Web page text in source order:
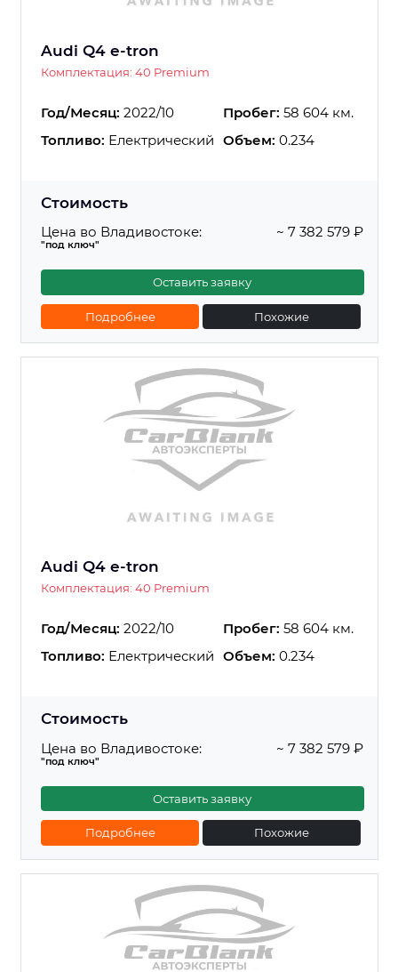
Audi Q4 e-tron
Комплектация: 40 Premium
Год/Месяц: 2022/10 Пробег: 58 604 км.
Топливо: Електрический Объем: 0.234
Стоимость
Цена во Владивостоке:
"под ключ"
~ 7 382 579 ₽
Оставить заявку
Подробнее Похожие
Audi Q4 e-tron
Комплектация: 40 Premium
Год/Месяц: 2022/10 Пробег: 58 604 км.
Топливо: Електрический Объем: 0.234
Стоимость
Цена во Владивостоке:
"под ключ"
~ 7 382 579 ₽
Оставить заявку
Подробнее Похожие